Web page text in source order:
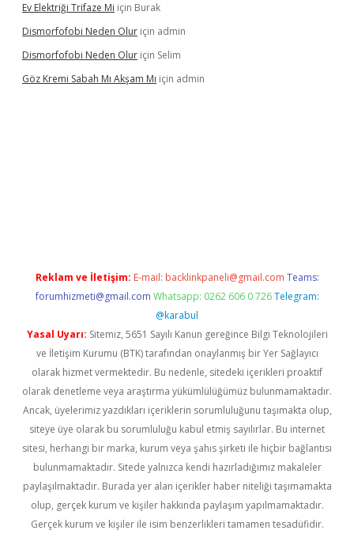
Ev Elektriği Trifaze Mi için Burak
Dismorfofobi Neden Olur için admin
Dismorfofobi Neden Olur için Selim
Göz Kremi Sabah Mı Akşam Mı için admin
Reklam ve İletişim: E-mail: backlinkpaneli@gmail.com Teams:
forumhizmeti@gmail.com Whatsapp: 0262 606 0 726 Telegram:
@karabul
Yasal Uyarı: Sitemiz, 5651 Sayılı Kanun gereğince Bilgi Teknolojileri
ve İletişim Kurumu (BTK) tarafından onaylanmış bir Yer Sağlayıcı
olarak hizmet vermektedir. Bu nedenle, sitedeki içerikleri proaktif
olarak denetleme veya araştırma yükümlülüğümüz bulunmamaktadır.
Ancak, üyelerimiz yazdıkları içeriklerin sorumluluğunu taşımakta olup,
siteye üye olarak bu sorumluluğu kabul etmiş sayılırlar. Bu internet
sitesi, herhangi bir marka, kurum veya şahıs şirketi ile hiçbir bağlantısı
bulunmamaktadır. Sitede yalnızca kendi hazırladığımız makaleler
paylaşılmaktadır. Burada yer alan içerikler haber niteliği taşımamakta
olup, gerçek kurum ve kişiler hakkında paylaşım yapılmamaktadır.
Gerçek kurum ve kişiler ile isim benzerlikleri tamamen tesadüfidir.